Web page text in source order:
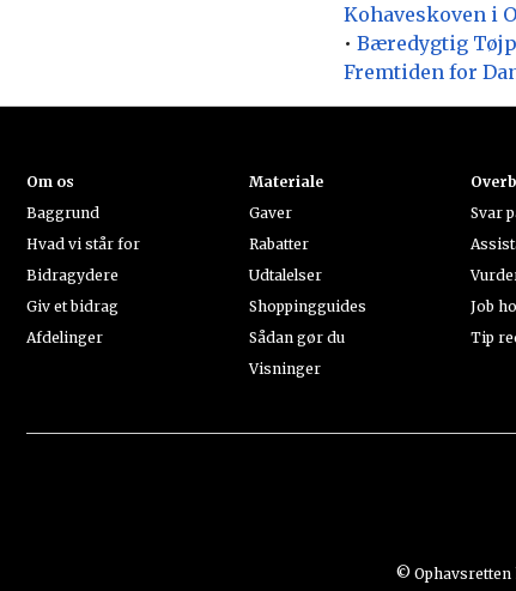
Kohaveskoven i
• Bæredygtig
Fremtiden for
© Ophavsretten
Om os
Baggrund
Hvad vi står for
Bidragydere
Giv et bidrag
Afdelinger
Materiale
Gaver
Rabatter
Udtalelser
Shoppingguides
Sådan gør du
Visninger
Svar
Job
Tip